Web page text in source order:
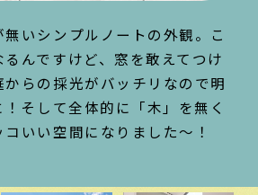
いシンプルノートの外観。こ
んですけど、窓を敢えてつけ
らの採光がバッチリなので明
そして全体的に「木」を無く
いい空間になりました～！